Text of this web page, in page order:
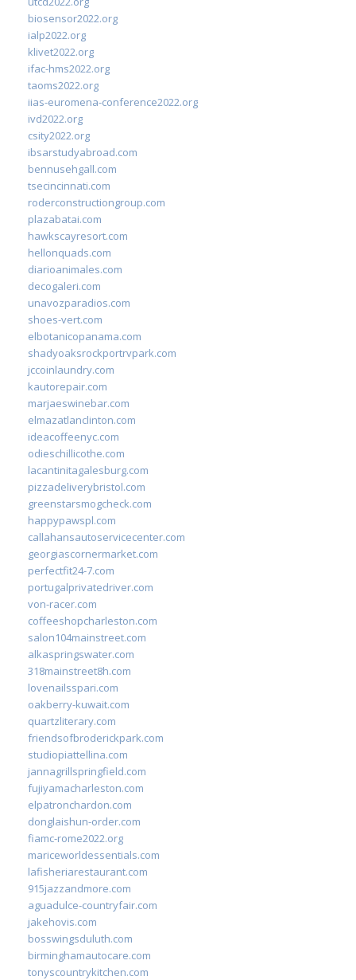
biosensor2022.org
ialp2022.org
klivet2022.org
ifac-hms2022.org
taoms2022.org
iias-euromena-conference2022.org
ivd2022.org
csity2022.org
ibsarstudyabroad.com
bennusehgall.com
tsecincinnati.com
roderconstructiongroup.com
plazabatai.com
hawkscayresort.com
hellonquads.com
diarioanimales.com
decogaleri.com
unavozparadios.com
shoes-vert.com
elbotanicopanama.com
shadyoaksrockportrvpark.com
jccoinlaundry.com
kautorepair.com
marjaeswinebar.com
elmazatlanclinton.com
ideacoffeenyc.com
odieschillicothe.com
lacantinitagalesburg.com
pizzadeliverybristol.com
greenstarsmogcheck.com
happypawspl.com
callahansautoservicecenter.com
georgiascornermarket.com
perfectfit24-7.com
portugalprivatedriver.com
von-racer.com
coffeeshopcharleston.com
salon104mainstreet.com
alkaspringswater.com
318mainstreet8h.com
lovenailsspari.com
oakberry-kuwait.com
quartzliterary.com
friendsofbroderickpark.com
studiopiattellina.com
jannagrillspringfield.com
fujiyamacharleston.com
elpatronchardon.com
donglaishun-order.com
fiamc-rome2022.org
mariceworldessentials.com
lafisheriarestaurant.com
915jazzandmore.com
aguadulce-countryfair.com
jakehovis.com
bosswingsduluth.com
birminghamautocare.com
tonyscountrykitchen.com